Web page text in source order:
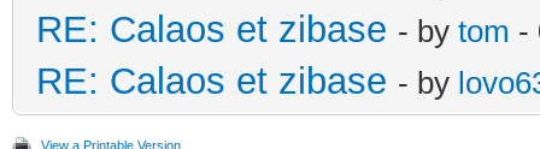
RE: Calaos et zibase - by tom -
RE: Calaos et zibase - by
View a Printable Version